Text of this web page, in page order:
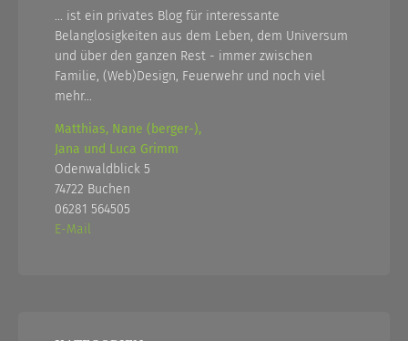
... ist ein privates Blog für interessante
Belanglosigkeiten aus dem Leben, dem Universum
und über den ganzen Rest - immer zwischen
Familie, (Web)Design, Feuerwehr und noch viel
mehr...
Matthias, Nane (berger-),
Jana und Luca Grimm
Odenwaldblick 5
74722 Buchen
06281 564505
E-Mail